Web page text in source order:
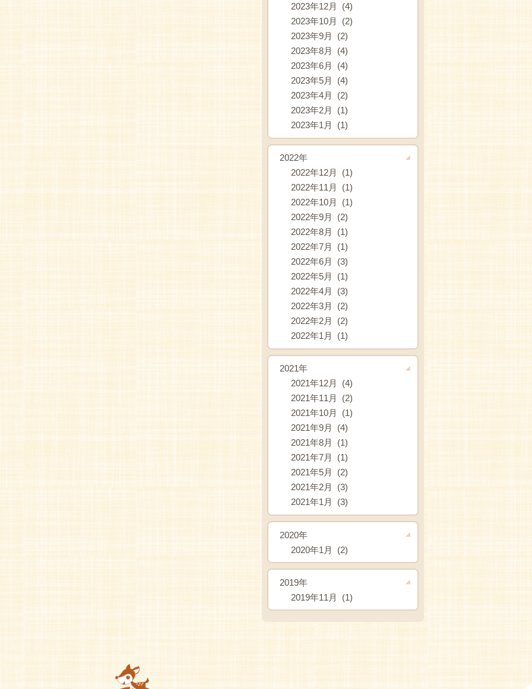
2023年12月 (4)
2023年10月 (2)
2023年9月 (2)
2023年8月 (4)
2023年6月 (4)
2023年5月 (4)
2023年4月 (2)
2023年2月 (1)
2023年1月 (1)
2022年
2022年12月 (1)
2022年11月 (1)
2022年10月 (1)
2022年9月 (2)
2022年8月 (1)
2022年7月 (1)
2022年6月 (3)
2022年5月 (1)
2022年4月 (3)
2022年3月 (2)
2022年2月 (2)
2022年1月 (1)
2021年
2021年12月 (4)
2021年11月 (2)
2021年10月 (1)
2021年9月 (4)
2021年8月 (1)
2021年7月 (1)
2021年5月 (2)
2021年2月 (3)
2021年1月 (3)
2020年
2020年1月 (2)
2019年
2019年11月 (1)